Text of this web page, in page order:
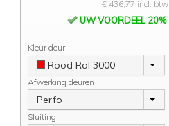
€ 436,77 incl. btw
UW VOORDEEL 20%
Kleur deur
Rood Ral 3000
Afwerking deuren
Perfo
Sluiting